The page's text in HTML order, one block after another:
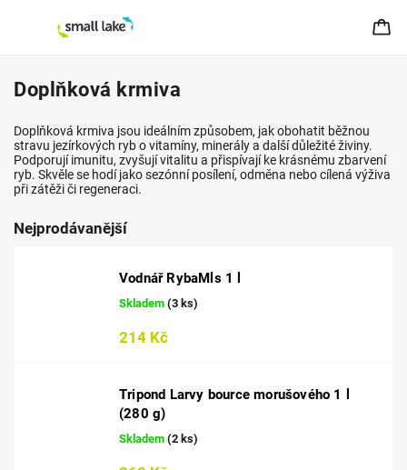
Doplňková krmiva
Doplňková krmiva jsou ideálním způsobem, jak obohatit běžnou
stravu jezírkových ryb o vitamíny, minerály a další důležité živiny.
Podporují imunitu, zvyšují vitalitu a přispívají ke krásnému zbarvení
ryb. Skvěle se hodí jako sezónní posílení, odměna nebo cílená výživa
při zátěži či regeneraci.
Nejprodávanější
Vodnář RybaMls 1 l
Skladem (3 ks)
214 Kč
Tripond Larvy bource morušového 1 l
(280 g)
Skladem (2 ks)